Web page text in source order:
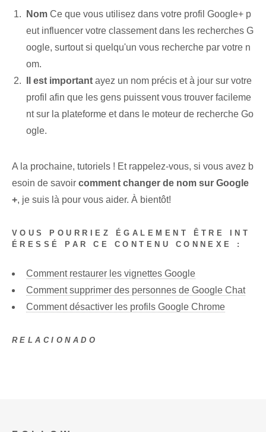
Nom Ce que vous utilisez dans votre profil Google+ p
eut influencer votre classement dans les recherches G
oogle, surtout si quelqu'un vous recherche par votre n
om.
Il est important ayez un nom précis et à jour sur votre
profil afin que les gens puissent vous trouver facileme
nt sur la plateforme et dans le moteur de recherche Go
ogle.
A la prochaine, tutoriels ! Et rappelez-vous, si vous avez b
esoin de savoir comment changer de nom sur Google
+, je suis là pour vous aider. À bientôt!
VOUS POURRIEZ ÉGALEMENT ÊTRE INT
ÉRESSÉ PAR CE CONTENU CONNEXE :
Comment restaurer les vignettes Google
Comment supprimer des personnes de Google Chat
Comment désactiver les profils Google Chrome
RELACIONADO